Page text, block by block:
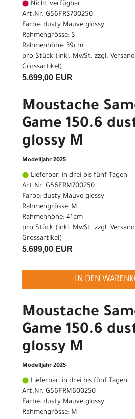
Nicht verfügbar
Art.Nr. G56FRS700250
Farbe: dusty Mauve glossy
Rahmengrösse: S
Rahmenhöhe: 39cm
pro Stück (inkl. MwSt. zzgl.
Grossartikel)
5.699,00 EUR
Moustache
Game 150.6
glossy M
Modelljahr 2025
Lieferbar, in drei bis fünf Tagen
Art.Nr. G56FRM700250
Farbe: dusty Mauve glossy
Rahmengrösse: M
Rahmenhöhe: 41cm
pro Stück (inkl. MwSt. zzgl.
Grossartikel)
5.699,00 EUR
IN DEN
Moustache
Game 150.6
glossy M
Modelljahr 2025
Lieferbar, in drei bis fünf Tagen
Art.Nr. G56FRM600250
Farbe: dusty Mauve glossy
Rahmengrösse: M